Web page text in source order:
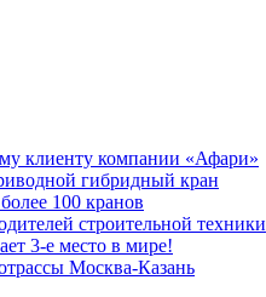
клиенту компании «Афари»
гибридный кран
100 кранов
строительной техники
3-е место в мире!
Москва-Казань